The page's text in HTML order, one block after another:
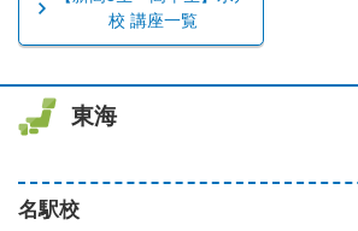
校 講座一覧
東海
名駅校